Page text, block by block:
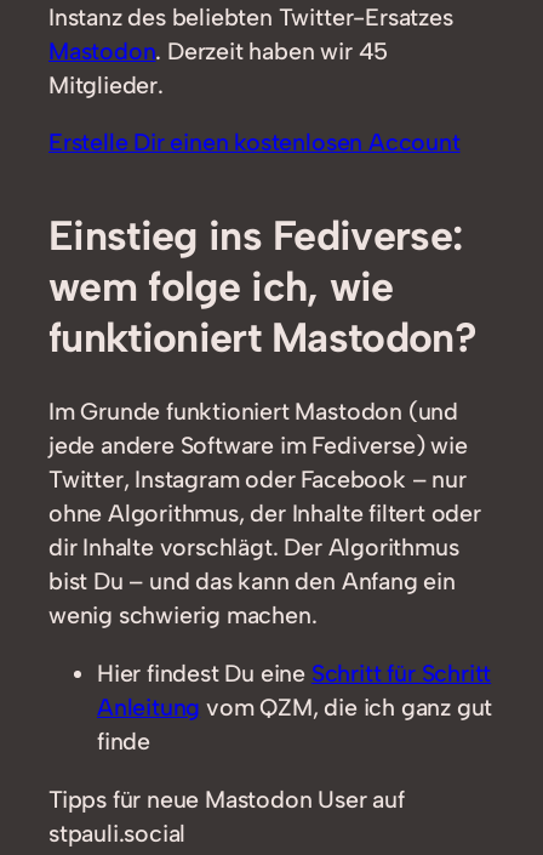
Instanz des beliebten Twitter-Ersatzes
Mastodon. Derzeit haben wir 45
Mitglieder.
Erstelle Dir einen kostenlosen Account
Einstieg ins Fediverse:
wem folge ich, wie
funktioniert Mastodon?
Im Grunde funktioniert Mastodon (und
jede andere Software im Fediverse) wie
Twitter, Instagram oder Facebook – nur
ohne Algorithmus, der Inhalte filtert oder
dir Inhalte vorschlägt. Der Algorithmus
bist Du – und das kann den Anfang ein
wenig schwierig machen.
Hier findest Du eine Schritt für Schritt
Anleitung vom QZM, die ich ganz gut
finde
Tipps für neue Mastodon User auf
stpauli.social